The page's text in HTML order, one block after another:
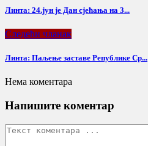
Линта: 24.јун је Дан сјећања на 3...
Следећи чланак
Линта: Паљење заставе Републике Ср...
Нема коментара
Напишите коментар